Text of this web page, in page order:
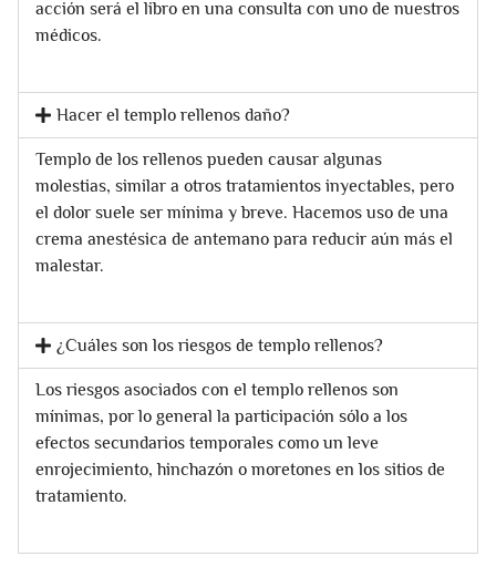
acción será el libro en una consulta con uno de nuestros
médicos.
Hacer el templo rellenos daño?
Templo de los rellenos pueden causar algunas
molestias, similar a otros tratamientos inyectables, pero
el dolor suele ser mínima y breve. Hacemos uso de una
crema anestésica de antemano para reducir aún más el
malestar.
¿Cuáles son los riesgos de templo rellenos?
Los riesgos asociados con el templo rellenos son
mínimas, por lo general la participación sólo a los
efectos secundarios temporales como un leve
enrojecimiento, hinchazón o moretones en los sitios de
tratamiento.